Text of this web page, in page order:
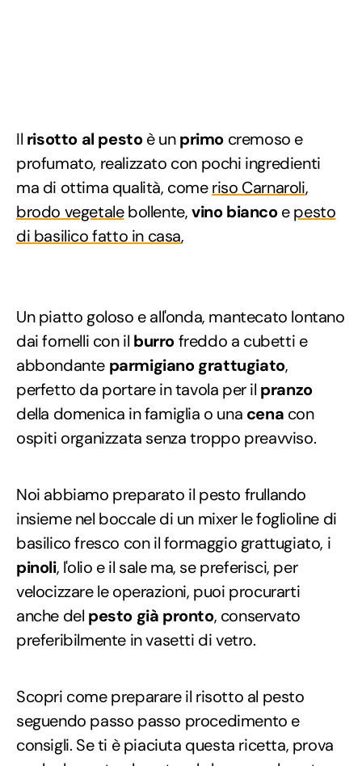
Il risotto al pestoè unprimo cremoso e
profumato, realizzato con pochi ingredienti
ma di ottima qualità, comeriso Carnaroli,
brodo vegetalebollente,vino biancoepesto
di basilico fatto in casa,
Un piatto goloso e all'onda, mantecato lontano
dai fornelli con il burrofreddo a cubetti e
abbondante parmigiano grattugiato,
perfetto da portare in tavola per il pranzo
della domenica in famiglia o una cena con
ospiti organizzata senza troppo preavviso.
Noi abbiamo preparato il pesto frullando
insieme nel boccale di un mixer le foglioline di
basilico fresco con il formaggio grattugiato, i
pinoli, l'olio e il sale ma, se preferisci, per
velocizzare le operazioni, puoi procurarti
anche del pesto già pronto, conservato
preferibilmente in vasetti di vetro.
Scopri come preparare il risotto al pesto
seguendo passo passo procedimento e
consigli. Se ti è piaciuta questa ricetta, prova